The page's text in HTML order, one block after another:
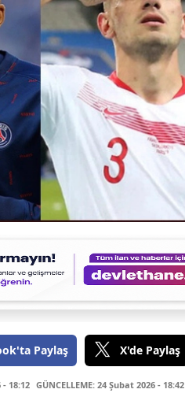
Paylaş X'de Paylaş
- 18:12 GÜNCELLEME: 24 Şubat 2026 - 18:42